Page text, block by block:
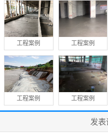
工程案例 工程案例
工程案例 工程案例
发表